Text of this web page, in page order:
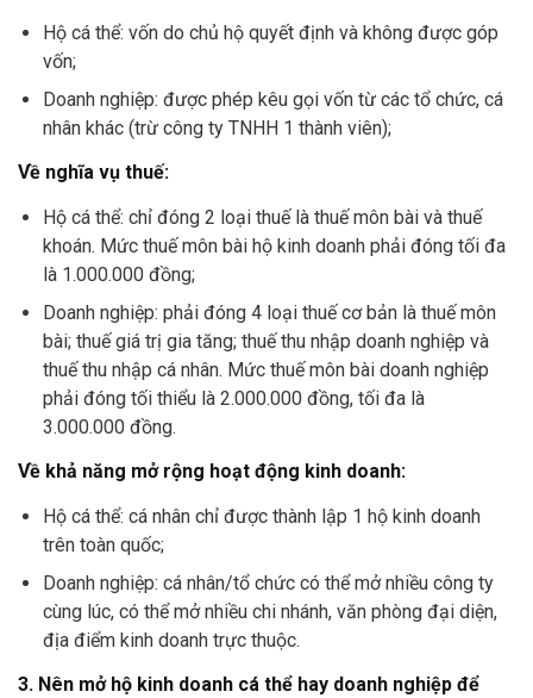
Hộ cá thể: vốn do chủ hộ quyết định và không được góp
vốn;
Doanh nghiệp: được phép kêu gọi vốn từ các tổ chức, cá
nhân khác (trừ công ty TNHH 1 thành viên);
Về nghĩa vụ thuế:
Hộ cá thể: chỉ đóng 2 loại thuế là thuế môn bài và thuế
khoán. Mức thuế môn bài hộ kinh doanh phải đóng tối đa
là 1.000.000 đồng;
Doanh nghiệp: phải đóng 4 loại thuế cơ bản là thuế môn
bài; thuế giá trị gia tăng; thuế thu nhập doanh nghiệp và
thuế thu nhập cá nhân. Mức thuế môn bài doanh nghiệp
phải đóng tối thiểu là 2.000.000 đồng, tối đa là
3.000.000 đồng.
Về khả năng mở rộng hoạt động kinh doanh:
Hộ cá thể: cá nhân chỉ được thành lập 1 hộ kinh doanh
trên toàn quốc;
Doanh nghiệp: cá nhân/tổ chức có thể mở nhiều công ty
cùng lúc, có thể mở nhiều chi nhánh, văn phòng đại diện,
địa điểm kinh doanh trực thuộc.
3. Nên mở hộ kinh doanh cá thể hay doanh nghiệp để